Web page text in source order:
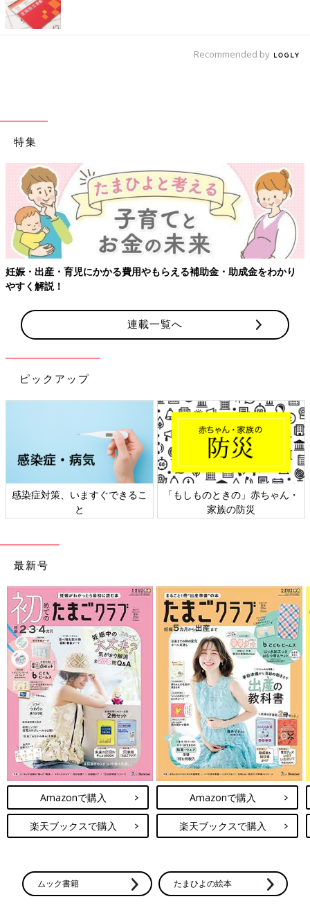
Recommended by
特集
【ワクチン接種できるものも】妊婦の感染症対策、知っておいて！
連載一覧へ
ピックアップ
日本外来小児科学会リーフレッ
ト検討会
六星占術 細木かおりさんの人生
相談
最新号
Amazonで購入
楽天ブックスで購入
Amazonで購入
楽天ブックスで購入
ムック書籍 たまひよの絵本